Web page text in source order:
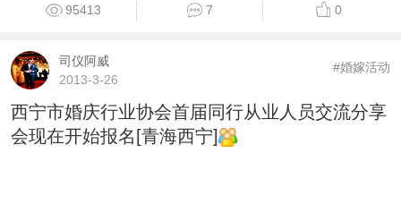
95413 7 0
司仪阿威
2013-3-26
#婚嫁活动
西宁市婚庆行业协会首届同行从业人员交流分享
会现在开始报名[青海西宁]